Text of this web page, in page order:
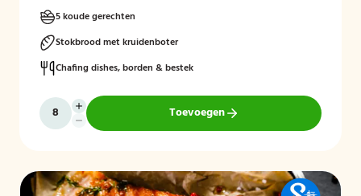
5 koude gerechten
Stokbrood met kruidenboter
Chafing dishes, borden & bestek
Toevoegen